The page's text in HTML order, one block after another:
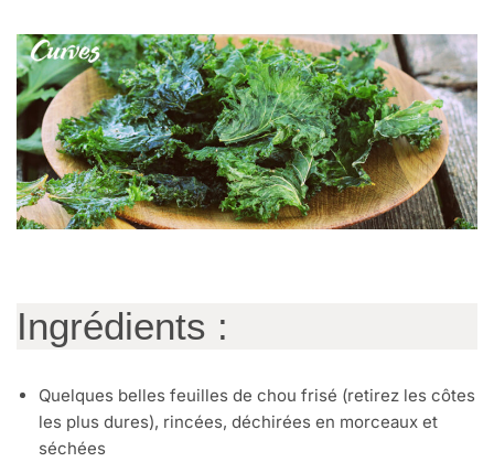
Ingrédients :
Quelques belles feuilles de chou frisé (retirez les côtes
les plus dures), rincées, déchirées en morceaux et
séchées